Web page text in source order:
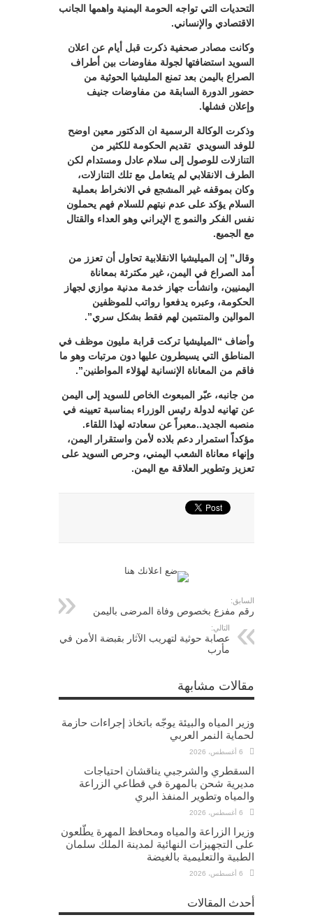
التحديات التي تواجه الحومة اليمنية واهمها الجانب
الاقتصادي والإنساني.
وكانت مصادر صحفية ذكرت قبل أيام عن اعلان
السويد استضافتها لجولة مفاوضات بين أطراف
الصراع باليمن بعد تمنع المليشيا الحوثية من
حضور الدورة السابقة من مفاوضات جنيف
وإعلان فشلها.
وذكرت الوكالة الرسمية ان الدكتور معين اوضح
للوفد السويدي تقديم الحكومة للكثير من
التنازلات للوصول إلى سلام عادل ومستدام لكن
الطرف الانقلابي لم يتعامل مع تلك التنازلات،
وكان بموقفه غير المشجع في الانخراط بعملية
السلام يؤكد على عدم نيتهم للسلام فهم يحملون
نفس الفكر والنمو ج الإيراني وهو العداء والقتال
مع الجميع.
وقال” إن الميليشيا الانقلابية تحاول أن تعزز من
أمد الصراع في اليمن، غير مكترثة بمعاناة
اليمنيين، وانشأت جهاز خدمة مدنية موازي لجهاز
الحكومة، وعبره يدفعوا رواتب للموظفين
الموالين والمنتمين لهم فقط بشكل سري”.
وأضاف “الميليشيا تركت قرابة مليون موظف في
المناطق التي يسيطرون عليها دون مرتبات وهو ما
فاقم من المعاناة الإنسانية لهؤلاء المواطنين”.
من جانبه، عبّر المبعوث الخاص للسويد إلى اليمن
عن تهانيه لدولة رئيس الوزراء بمناسبة تعيينه في
منصبه الجديد..معبراً عن سعادته لهذا اللقاء.
مؤكداً استمرار دعم بلاده لأمن واستقرار اليمن،
وإنهاء معاناة الشعب اليمني، وحرص السويد على
تعزيز وتطوير العلاقة مع اليمن.
السابق:
رقم مفزع بخصوص وفاة المرضى باليمن
التالي:
عصابة حوثية لتهريب الآثار بقبضة الأمن في
مأرب
مقالات مشابهة
وزير المياه والبيئة يوجّه باتخاذ إجراءات حازمة
لحماية النمر العربي
6 أغسطس، 2026
السقطري والشرجبي يناقشان احتياجات
مديرية شحن بالمهرة في قطاعي الزراعة
والمياه وتطوير المنفذ البري
6 أغسطس، 2026
وزيرا الزراعة والمياه ومحافظ المهرة يطّلعون
على التجهيزات النهائية لمدينة الملك سلمان
الطبية والتعليمية بالغيضة
6 أغسطس، 2026
أحدث المقالات